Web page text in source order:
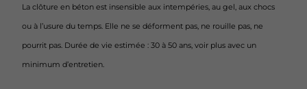
La clôture en béton est insensible aux intempéries, au gel, aux chocs
ou à l’usure du temps. Elle ne se déforment pas, ne rouille pas, ne
pourrit pas. Durée de vie estimée : 30 à 50 ans, voir plus avec un
minimum d’entretien.